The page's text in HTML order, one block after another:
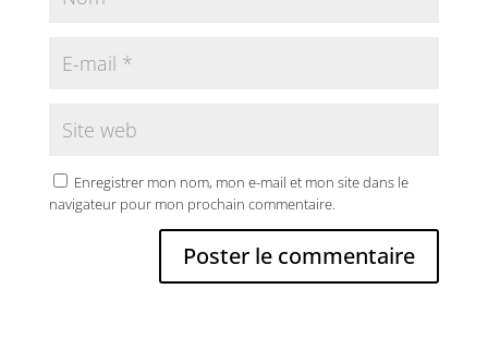
Enregistrer mon nom, mon e-mail et mon site dans le
navigateur pour mon prochain commentaire.